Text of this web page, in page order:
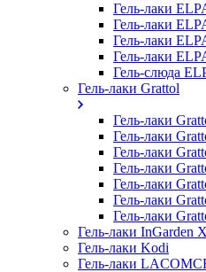
Гель-лаки
Гель-лаки
Гель-лаки
Гель-лаки
Гель-слюда
Гель-лаки Grattol
Гель-лаки
Гель-лаки
Гель-лаки
Гель-лаки
Гель-лаки
Гель-лаки
Гель-лаки
Гель-лаки InGarden
Гель-лаки Kodi
Гель-лаки